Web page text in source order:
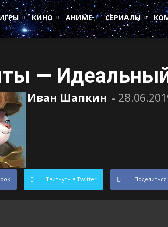
КИНО АНИМЕ СЕРИАЛЫ
—
Иван Шапкин -
Твитнуть в Twitter